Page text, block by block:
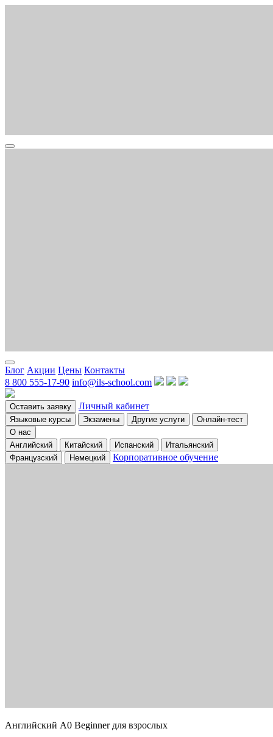
Блог Акции Цены Контакты
8 800 555-17-90 info@ils-school.com
Оставить заявку Личный кабинет
Языковые курсы Экзамены Другие услуги
Онлайн-тест
О нас
Английский
Китайский Испанский
Итальянский
Французский
Немецкий Корпоративное обучение
Английский A0 Beginner для взрослых